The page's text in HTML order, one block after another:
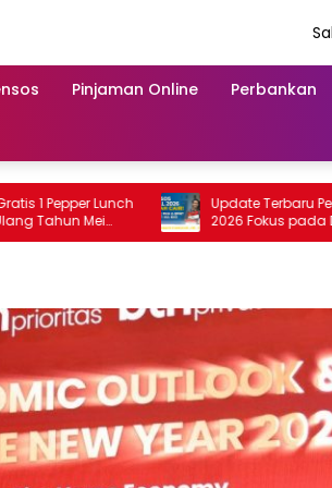
Pinjaman Online Perbankan
Lunch
Mei
Update Terbaru
2026 Fokus pada
serta Struk BRI